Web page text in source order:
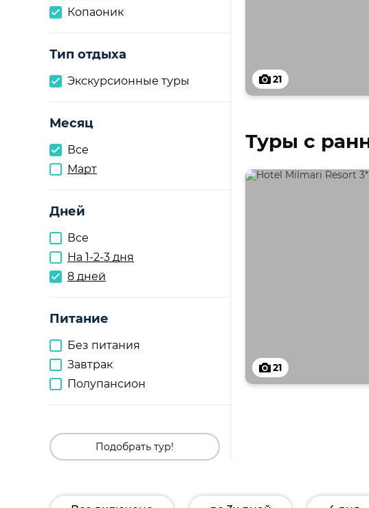
Копаоник
Тип отдыха
Экскурсионные туры
Месяц
Все
Март
Дней
Все
На 1-2-3 дня
8 дней
Питание
Без питания
Завтрак
Полупансион
Подобрать тур!
21
Туры с
21